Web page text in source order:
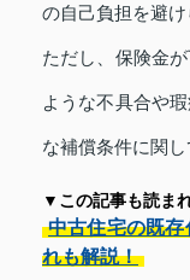
の自己負担を避け
ただし、保険金
ような不具合や
な補償条件に関
▼この記事も読ま
中古住宅の既
れも解説！